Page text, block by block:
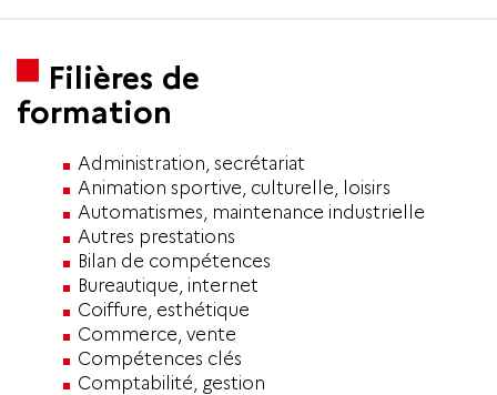
Filières de
formation
Administration, secrétariat
Animation sportive, culturelle, loisirs
Automatismes, maintenance industrielle
Autres prestations
Bilan de compétences
Bureautique, internet
Coiffure, esthétique
Commerce, vente
Compétences clés
Comptabilité, gestion